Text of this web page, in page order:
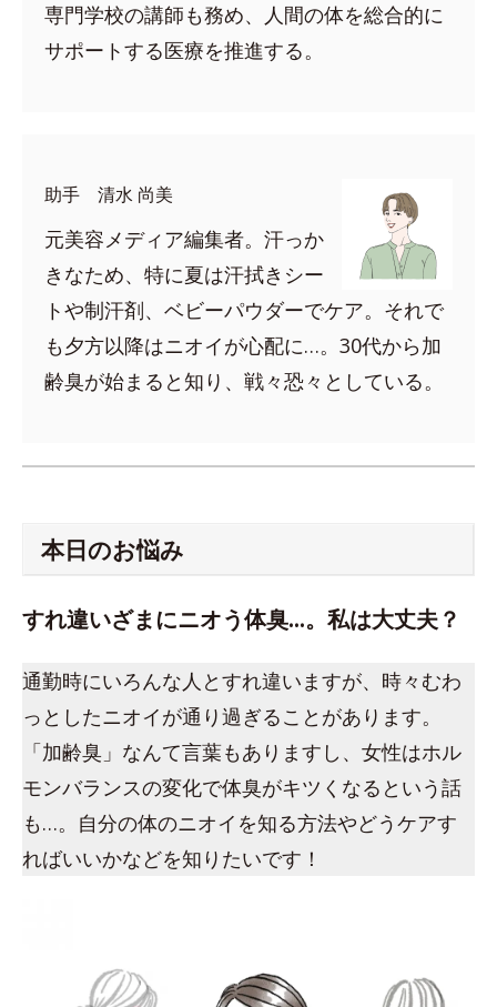
専門学校の講師も務め、人間の体を総合的に
サポートする医療を推進する。
助手 清水 尚美
元美容メディア編集者。汗っか
きなため、特に夏は汗拭きシー
トや制汗剤、ベビーパウダーでケア。それで
も夕方以降はニオイが心配に…。30代から加
齢臭が始まると知り、戦々恐々としている。
本日のお悩み
すれ違いざまにニオう体臭…。私は大丈夫？
通勤時にいろんな人とすれ違いますが、時々むわ
っとしたニオイが通り過ぎることがあります。
「加齢臭」なんて言葉もありますし、女性はホル
モンバランスの変化で体臭がキツくなるという話
も…。自分の体のニオイを知る方法やどうケアす
ればいいかなどを知りたいです！